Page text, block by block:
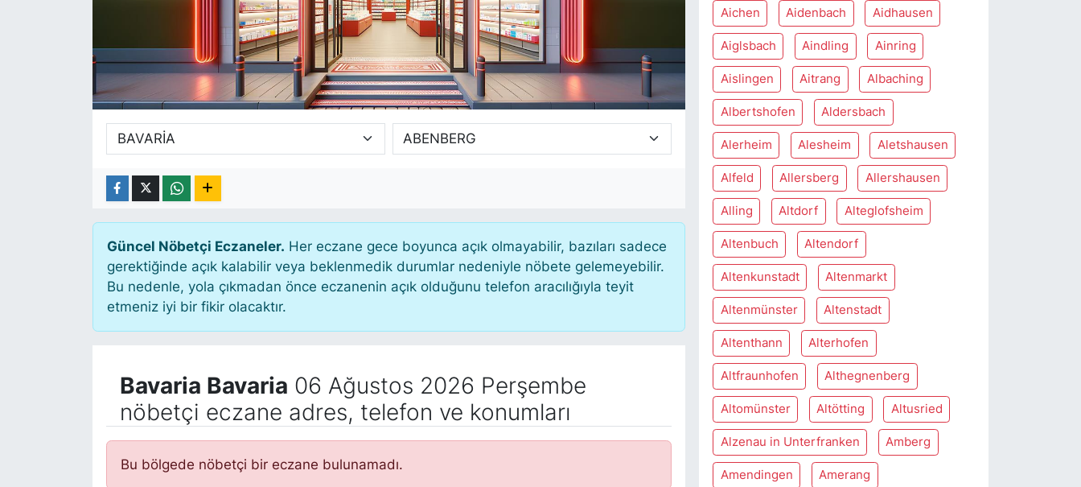
Güncel Nöbetçi Eczaneler. Her eczane gece boyunca açık olmayabilir, bazıları sadece
gerektiğinde açık kalabilir veya beklenmedik durumlar nedeniyle nöbete gelemeyebilir.
Bu nedenle, yola çıkmadan önce eczanenin açık olduğunu telefon aracılığıyla teyit
etmeniz iyi bir fikir olacaktır.
Bavaria Bavaria 06 Ağustos 2026 Perşembe
nöbetçi eczane adres, telefon ve konumları
Bu bölgede nöbetçi bir eczane bulunamadı.
Aichen Aidenbach Aidhausen
Aiglsbach Aindling Ainring
Aislingen Aitrang Albaching
Albertshofen Aldersbach
Alerheim Alesheim Aletshausen
Alfeld Allersberg Allershausen
Alling Altdorf Alteglofsheim
Altenbuch Altendorf
Altenkunstadt Altenmarkt
Altenmünster Altenstadt
Altenthann Alterhofen
Altfraunhofen Althegnenberg
Altomünster Altötting Altusried
Alzenau in Unterfranken Amberg
Amendingen Amerang
SAĞLIK